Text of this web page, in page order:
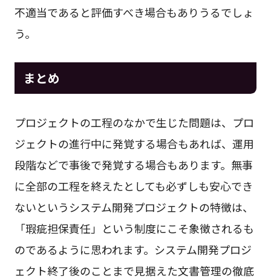
不適当であると評価すべき場合もありうるでしょ
う。
まとめ
プロジェクトの工程のなかで生じた問題は、プロ
ジェクトの進行中に発覚する場合もあれば、運用
段階などで事後で発覚する場合もあります。無事
に全部の工程を終えたとしても必ずしも安心でき
ないというシステム開発プロジェクトの特徴は、
「瑕疵担保責任」という制度にこそ象徴されるも
のであるように思われます。システム開発プロジ
ェクト終了後のことまで見据えた文書管理の徹底